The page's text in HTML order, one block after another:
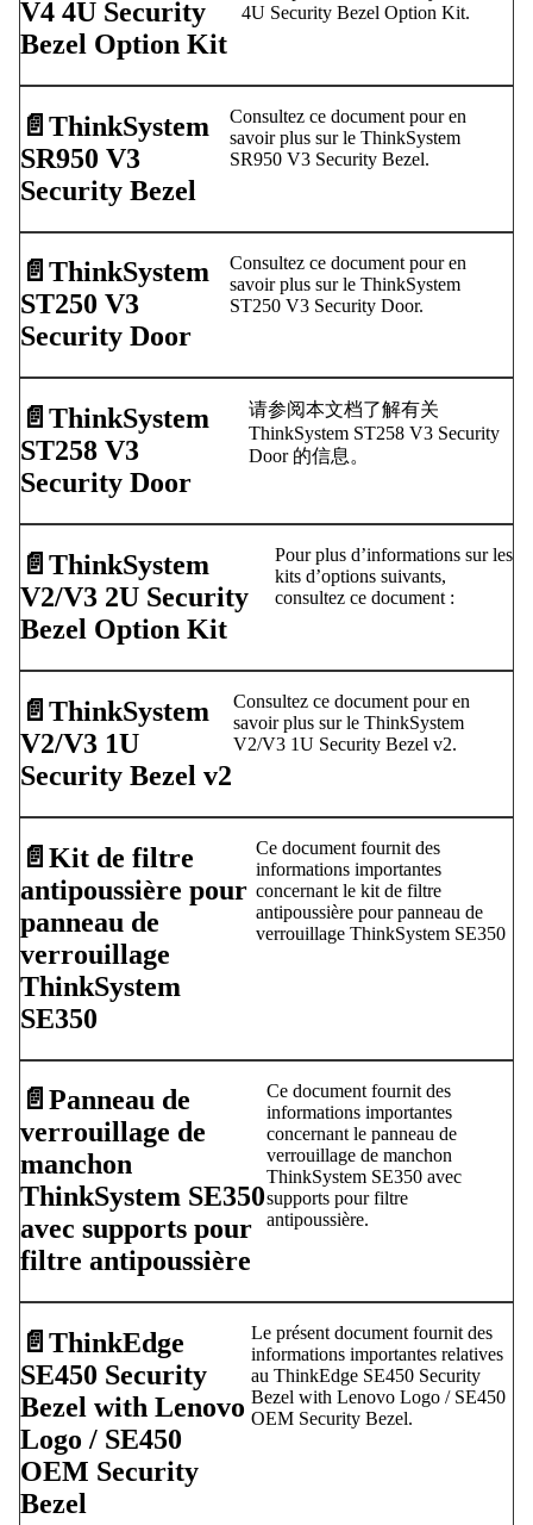
V4 4U Security
Bezel Option Kit
4U Security Bezel Option Kit.
📄️ ThinkSystem
SR950 V3
Security Bezel
Consultez ce document pour en
savoir plus sur le ThinkSystem
SR950 V3 Security Bezel.
📄️ ThinkSystem
ST250 V3
Security Door
Consultez ce document pour en
savoir plus sur le ThinkSystem
ST250 V3 Security Door.
📄️ ThinkSystem
ST258 V3
Security Door
请参阅本文档了解有关
ThinkSystem ST258 V3 Security
Door 的信息。
📄️ ThinkSystem
V2/V3 2U Security
Bezel Option Kit
Pour plus d’informations sur les
kits d’options suivants,
consultez ce document :
📄️ ThinkSystem
V2/V3 1U
Security Bezel v2
Consultez ce document pour en
savoir plus sur le ThinkSystem
V2/V3 1U Security Bezel v2.
📄️ Kit de filtre
antipoussière pour
panneau de
verrouillage
ThinkSystem
SE350
Ce document fournit des
informations importantes
concernant le kit de filtre
antipoussière pour panneau de
verrouillage ThinkSystem SE350
📄️ Panneau de
verrouillage de
manchon
ThinkSystem SE350
avec supports pour
filtre antipoussière
Ce document fournit des
informations importantes
concernant le panneau de
verrouillage de manchon
ThinkSystem SE350 avec
supports pour filtre
antipoussière.
📄️ ThinkEdge
SE450 Security
Bezel with Lenovo
Logo / SE450
OEM Security
Bezel
Le présent document fournit des
informations importantes relatives
au ThinkEdge SE450 Security
Bezel with Lenovo Logo / SE450
OEM Security Bezel.